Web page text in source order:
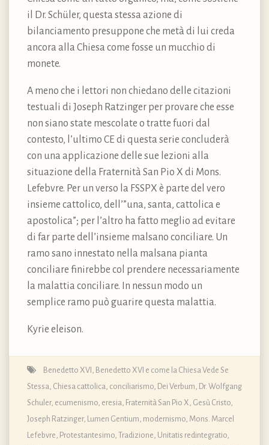
il Dr. Schüler, questa stessa azione di
bilanciamento presuppone che metà di lui creda
ancora alla Chiesa come fosse un mucchio di
monete.
A meno che i lettori non chiedano delle citazioni
testuali di Joseph Ratzinger per provare che esse
non siano state mescolate o tratte fuori dal
contesto, l’ultimo CE di questa serie concluderà
con una applicazione delle sue lezioni alla
situazione della Fraternità San Pio X di Mons.
Lefebvre. Per un verso la FSSPX è parte del vero
insieme cattolico, dell’”una, santa, cattolica e
apostolica”; per l’altro ha fatto meglio ad evitare
di far parte dell’insieme malsano conciliare. Un
ramo sano innestato nella malsana pianta
conciliare finirebbe col prendere necessariamente
la malattia conciliare. In nessun modo un
semplice ramo può guarire questa malattia.
Kyrie eleison.
Benedetto XVI , Benedetto XVI e come la Chiesa Vede Se
Stessa, Chiesa cattolica, conciliarismo, Dei Verbum, Dr. Wolfgang
Schuler, ecumenismo, eresia, Fraternità San Pio X, Gesù Cristo,
Joseph Ratzinger, Lumen Gentium, modernismo, Mons. Marcel
Lefebvre, Protestantesimo, Tradizione, Unitatis redintegratio,